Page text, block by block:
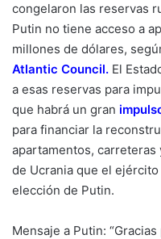
congelaron las reservas
Putin no tiene acceso a
millones de dólares,
Atlantic Council. El
a esas reservas para
que habrá un gran
para financiar la
apartamentos,
de Ucrania que el
elección de Putin.
Mensaje a Putin: